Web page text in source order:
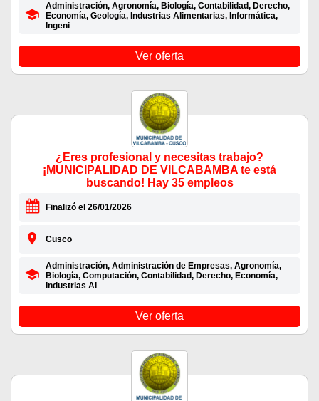
Administración, Agronomía, Biología, Contabilidad, Derecho,
Economía, Geología, Industrias Alimentarias, Informática,
Ingeni
Ver oferta
¿Eres profesional y necesitas trabajo?
¡MUNICIPALIDAD DE VILCABAMBA te está
buscando! Hay 35 empleos
Finalizó el 26/01/2026
Cusco
Administración, Administración de Empresas, Agronomía,
Biología, Computación, Contabilidad, Derecho, Economía,
Industrias Al
Ver oferta